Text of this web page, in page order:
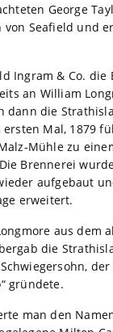
George
von Seafield und
Ingram & Co. die
an William
dann die
Mal, 1879
Mühle zu
Brennerei
aufgebaut
erweitert.
aus dem
die
gründete.
man den